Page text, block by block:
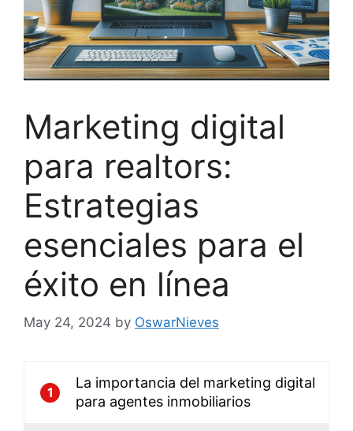
Marketing digital
para realtors:
Estrategias
esenciales para el
éxito en línea
May 24, 2024 by OswarNieves
1
La importancia del marketing digital
para agentes inmobiliarios